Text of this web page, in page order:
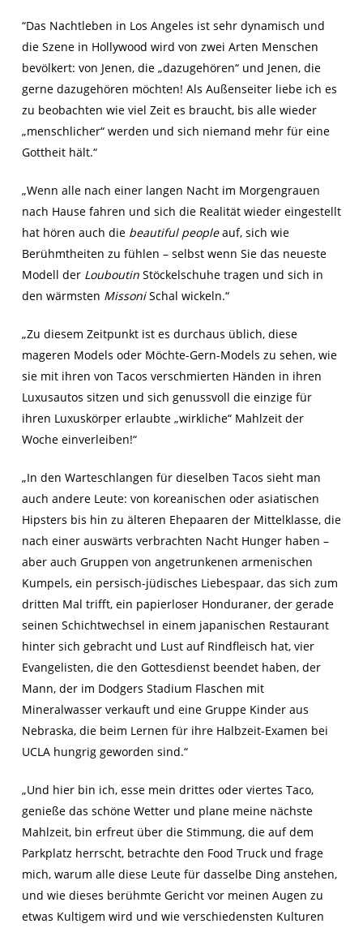
“Das Nachtleben in Los Angeles ist sehr dynamisch und
die Szene in Hollywood wird von zwei Arten Menschen
bevölkert: von Jenen, die „dazugehören“ und Jenen, die
gerne dazugehören möchten! Als Außenseiter liebe ich es
zu beobachten wie viel Zeit es braucht, bis alle wieder
„menschlicher“ werden und sich niemand mehr für eine
Gottheit hält.“
„Wenn alle nach einer langen Nacht im Morgengrauen
nach Hause fahren und sich die Realität wieder eingestellt
hat hören auch die beautiful peopleauf, sich wie
Berühmtheiten zu fühlen – selbst wenn Sie das neueste
Modell der LouboutinStöckelschuhe tragen und sich in
den wärmsten MissoniSchal wickeln.“
„Zu diesem Zeitpunkt ist es durchaus üblich, diese
mageren Models oder Möchte-Gern-Models zu sehen, wie
sie mit ihren von Tacos verschmierten Händen in ihren
Luxusautos sitzen und sich genussvoll die einzige für
ihren Luxuskörper erlaubte „wirkliche“ Mahlzeit der
Woche einverleiben!“
„In den Warteschlangen für dieselben Tacos sieht man
auch andere Leute: von koreanischen oder asiatischen
Hipsters bis hin zu älteren Ehepaaren der Mittelklasse, die
nach einer auswärts verbrachten Nacht Hunger haben –
aber auch Gruppen von angetrunkenen armenischen
Kumpels, ein persisch-jüdisches Liebespaar, das sich zum
dritten Mal trifft, ein papierloser Honduraner, der gerade
seinen Schichtwechsel in einem japanischen Restaurant
hinter sich gebracht und Lust auf Rindfleisch hat, vier
Evangelisten, die den Gottesdienst beendet haben, der
Mann, der im Dodgers Stadium Flaschen mit
Mineralwasser verkauft und eine Gruppe Kinder aus
Nebraska, die beim Lernen für ihre Halbzeit-Examen bei
UCLA hungrig geworden sind.“
„Und hier bin ich, esse mein drittes oder viertes Taco,
genieße das schöne Wetter und plane meine nächste
Mahlzeit, bin erfreut über die Stimmung, die auf dem
Parkplatz herrscht, betrachte den Food Truck und frage
mich, warum alle diese Leute für dasselbe Ding anstehen,
und wie dieses berühmte Gericht vor meinen Augen zu
etwas Kultigem wird und wie verschiedensten Kulturen